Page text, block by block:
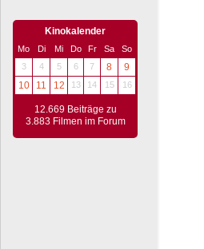
Kinokalender
Mo Di Mi Do Fr Sa
So
3
4 5 6 7 8
9
10
11 12 13 14 15 16
12.669 Beiträge zu
3.883 Filmen im Forum